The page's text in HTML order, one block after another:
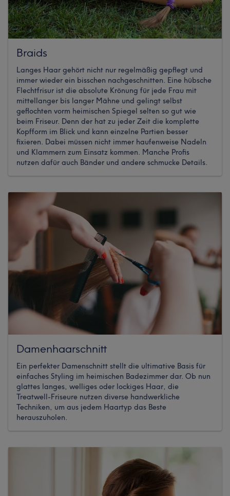
Braids
Langes Haar gehört nicht nur regelmäßig gepflegt und
immer wieder ein bisschen nachgeschnitten. Eine hübsche
Flechtfrisur ist die absolute Krönung für jede Frau mit
mittellanger bis langer Mähne und gelingt selbst
geflochten vorm heimischen Spiegel selten so gut wie
beim Friseur. Denn der hat zu jeder Zeit die komplette
Kopfform im Blick und kann einzelne Partien besser
fixieren. Dabei müssen nicht immer haufenweise Nadeln
und Klammern zum Einsatz kommen. Manche Profis
nutzen dafür auch Bänder und andere schmucke Details.
Damenhaarschnitt
Ein perfekter Damenschnitt stellt die ultimative Basis für
einfaches Styling im heimischen Badezimmer dar. Ob nun
glattes langes, welliges oder lockiges Haar, die
Treatwell-Friseure nutzen diverse handwerkliche
Techniken, um aus jedem Haartyp das Beste
herauszuholen.